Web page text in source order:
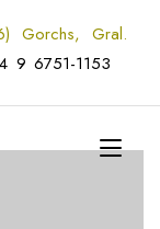
Gorchs, Gral.
9 6751-1153